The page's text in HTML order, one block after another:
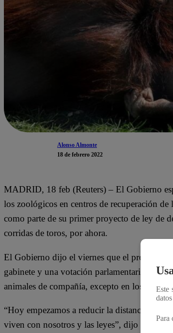
Alonso Almonte
18 de febrero 2022
MADRID, 18 feb (Reuters) – El Gobierno
los zoológicos en centros de recuperación de
como parte de su primer proyecto de ley de
corridas de toros, por ahora.
El Gobierno dijo el viernes que el proyecto
gabinete y una votación parlamentaria,
animales de compañía, excepto en los casos
“Hoy empezamos a reducir la distancia entre
viven con nosotros y las leyes”, dijo la
Este
Para